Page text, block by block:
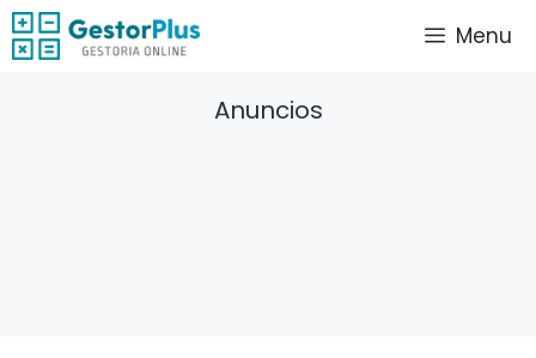
Saltar
al
Menu
Anuncios